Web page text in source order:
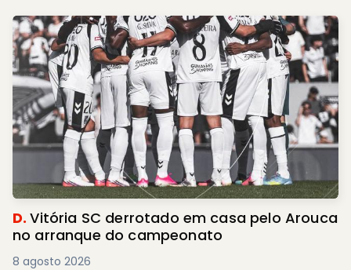
D.Vitória SC derrotado em casa pelo Arouca
no arranque do campeonato
8 agosto 2026